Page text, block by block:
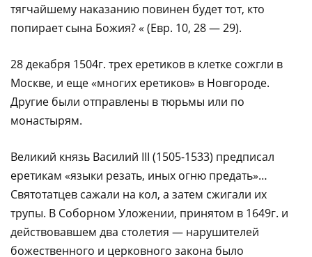
тягчайшему наказанию повинен будет тот, кто
попирает сына Божия? « (Евр. 10, 28 — 29).
28 декабря 1504г. трех еретиков в клетке сожгли в
Москве, и еще «многих еретиков» в Новгороде.
Другие были отправлены в тюрьмы или по
монастырям.
Великий князь Василий III (1505-1533) предписал
еретикам «языки резать, иных огню предать»…
Святотатцев сажали на кол, а затем сжигали их
трупы. В Соборном Уложении, принятом в 1649г. и
действовавшем два столетия — нарушителей
божественного и церковного закона было